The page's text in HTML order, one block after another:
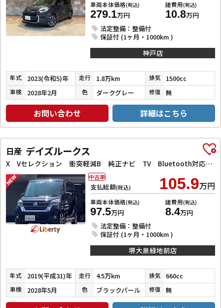
車両本体価格(税込)
279.1万円
諸費用(税込)
10.8万円
法定整備：整備付
保証付 (1ヶ月・1000km )
神戸店
年式 2023(令和5)年 走行 1.8万km 排気 1500cc
車検 2028年2月 色 ダークグレー 修復 無
お問い合わせ 詳細はこちら
日産 デイズルークス
X Vセレクション 衝突軽減B 純正ナビ TV Bluetooth対応 アラウンドビューモニター 両側自動ドア 革巻きステアリング HIDヘッドライト フォグライト スマートキー プッシュスタート アイドリングストップ
支払総額(税込) 105.9万円
車両本体価格(税込)
97.5万円
諸費用(税込)
8.4万円
法定整備：整備付
保証付 (1ヶ月・1000km )
中古車
堺大泉緑地前店
年式 2019(平成31)年 走行 4.5万km 排気 660cc
車検 2028年5月 色 ブラックパール 修復 無